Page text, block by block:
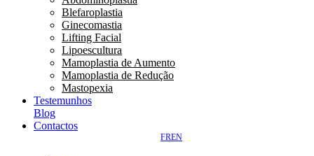
Blefaroplastia
Ginecomastia
Lifting Facial
Lipoescultura
Mamoplastia de Aumento
Mamoplastia de Redução
Mastopexia
Testemunhos
Blog
Contactos
EN
FR